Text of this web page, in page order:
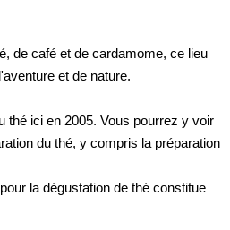
de café et de cardamome, ce lieu
et de nature.
thé ici en 2005. Vous pourrez y voir
du thé, y compris la préparation
la dégustation de thé constitue